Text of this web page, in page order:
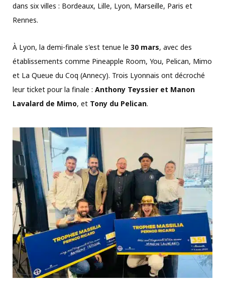
dans six villes : Bordeaux, Lille, Lyon, Marseille, Paris et
Rennes.
À Lyon, la demi-finale s'est tenue le 30 mars, avec des
établissements comme Pineapple Room, You, Pelican, Mimo
et La Queue du Coq (Annecy). Trois Lyonnais ont décroché
leur ticket pour la finale : Anthony Teyssier et Manon
Lavalard de Mimo, et Tony du Pelican.